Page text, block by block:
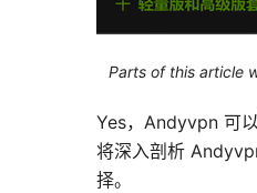
Parts of this article
Yes，Andyvpn 可
将深入剖析
择。